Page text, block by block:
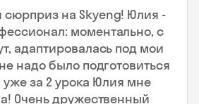
на Skyeng! Юлия -
моментально, с
адаптировалась под мои
надо было подготовиться
уже за 2 урока Юлия мне
Очень дружественный